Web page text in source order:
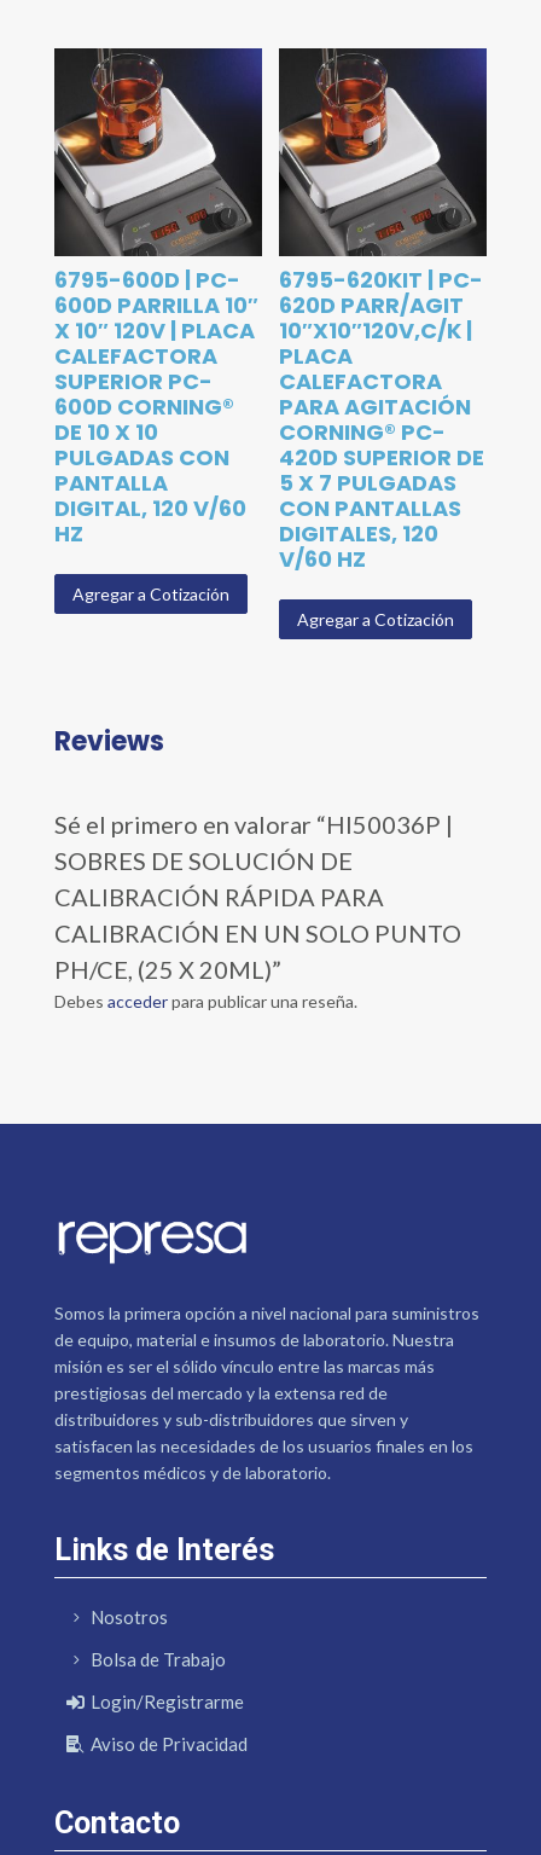
6795-600D | PC-
600D PARRILLA 10″
X 10″ 120V | PLACA
CALEFACTORA
SUPERIOR PC-
600D CORNING®
DE 10 X 10
PULGADAS CON
PANTALLA
DIGITAL, 120 V/60
HZ
Agregar a Cotización
6795-620KIT | PC-
620D PARR/AGIT
10″X10″120V,C/K |
PLACA
CALEFACTORA
PARA AGITACIÓN
CORNING® PC-
420D SUPERIOR DE
5 X 7 PULGADAS
CON PANTALLAS
DIGITALES, 120
V/60 HZ
Agregar a Cotización
Reviews
Sé el primero en valorar “HI50036P |
SOBRES DE SOLUCIÓN DE
CALIBRACIÓN RÁPIDA PARA
CALIBRACIÓN EN UN SOLO PUNTO
PH/CE, (25 X 20ML)”
Debes accederpara publicar una reseña.
Somos la primera opción a nivel nacional para suministros
de equipo, material e insumos de laboratorio. Nuestra
misión es ser el sólido vínculo entre las marcas más
prestigiosas del mercado y la extensa red de
distribuidores y sub-distribuidores que sirven y
satisfacen las necesidades de los usuarios finales en los
segmentos médicos y de laboratorio.
Links de Interés
Nosotros
Bolsa de Trabajo
Login/Registrarme
Aviso de Privacidad
Contacto